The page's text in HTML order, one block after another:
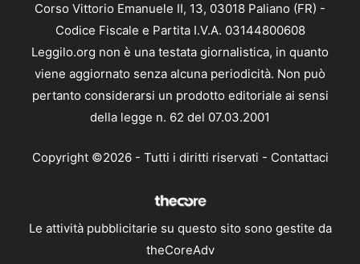
Corso Vittorio Emanuele II, 13, 03018 Paliano (FR) -
Codice Fiscale e Partita I.V.A. 03144800608
Leggilo.org non è una testata giornalistica, in quanto
viene aggiornato senza alcuna periodicità. Non può
pertanto considerarsi un prodotto editoriale ai sensi
della legge n. 62 del 07.03.2001
Copyright ©2026 - Tutti i diritti riservati - Contattaci
Le attività pubblicitarie su questo sito sono gestite da
theCoreAdv